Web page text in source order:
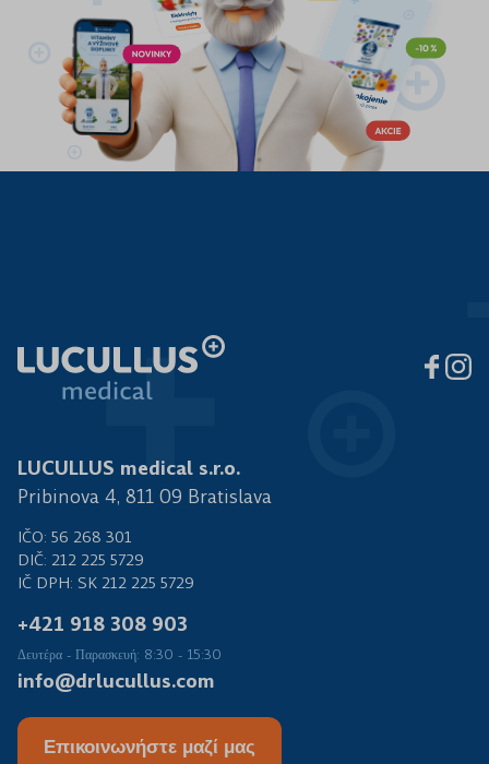
LUCULLUS medical s.r.o.
Pribinova 4, 811 09 Bratislava
IČO: 56 268 301
DIČ: 212 225 5729
IČ DPH: SK 212 225 5729
+421 918 308 903
Δευτέρα - Παρασκευή: 8:30 - 15:30
info@drlucullus.com
Επικοινωνήστε μαζί μας